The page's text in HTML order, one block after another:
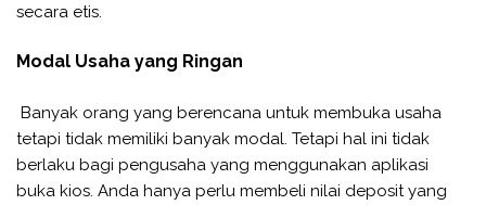
secara etis.
Modal Usaha yang Ringan
Banyak orang yang berencana untuk membuka usaha
tetapi tidak memiliki banyak modal. Tetapi hal ini tidak
berlaku bagi pengusaha yang menggunakan aplikasi
buka kios. Anda hanya perlu membeli nilai deposit yang